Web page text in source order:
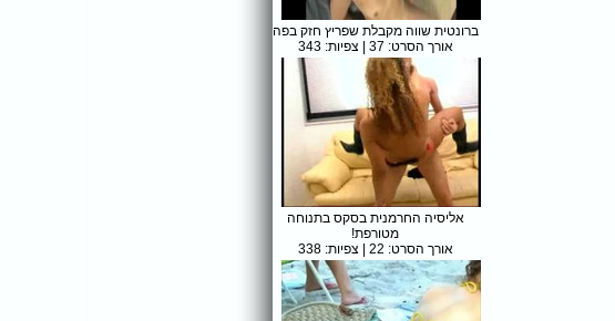
ברונטית שווה מקבלת שפריץ חזק בפה
אורך הסרט: 37 | צפיות: 343
אליסיה החרמנית בסקס בתנוחה
מטורפת!
אורך הסרט: 22 | צפיות: 338